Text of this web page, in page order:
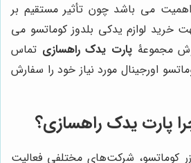
اهمیت می باشد چون تأثیر مستقیم بر
خرید لوازم یدکی بلدوز کوماتسو می
مجموعۀپارت یدک راهسازی تماس
اورجینال مورد نیاز خود را سفارش
پارت یدک راهسازی؟
کوماتسو، شرکت‌های مختلفی فعالیت